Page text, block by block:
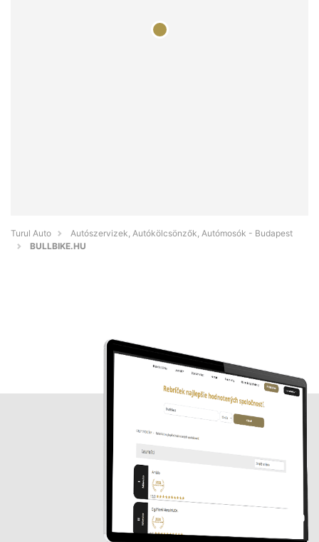
Turul Auto
Autószervizek, Autókölcsönzők, Autómosók - Budapest
BULLBIKE.HU